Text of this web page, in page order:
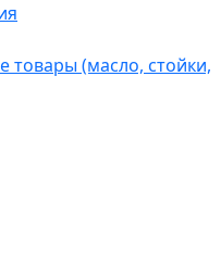
товары (масло, стойки,